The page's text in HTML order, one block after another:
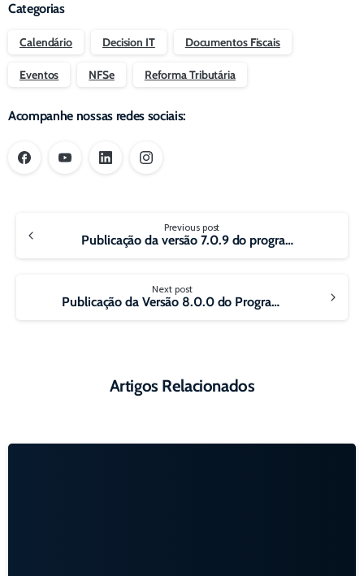
Categorias
Calendário Decision IT Documentos Fiscais
Eventos NFSe Reforma Tributária
Acompanhe nossas redes sociais:
Reading
Previous post
Publicação da versão 7.0.9 do programa da Escrituração Contábil Digital (ECD)
Next post
Publicação da Versão 8.0.0 do Programa da ECD
Artigos Relacionados